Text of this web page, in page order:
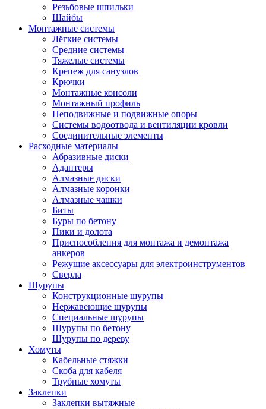
Резьбовые шпильки
Шайбы
Монтажные системы
Лёгкие системы
Средние системы
Тяжелые системы
Крепеж для санузлов
Крючки
Монтажные консоли
Монтажный профиль
Неподвижные и подвижные опоры
Системы водоотвода и вентиляции кровли
Соединительные элементы
Расходные материалы
Абразивные диски
Адаптеры
Алмазные диски
Алмазные коронки
Алмазные чашки
Биты
Буры по бетону
Пики и долота
Приспособления для монтажа и демонтажа
анкеров
Режущие аксессуары для электроинструментов
Сверла
Шурупы
Конструкционные шурупы
Нержавеющие шурупы
Специальные шурупы
Шурупы по бетону
Шурупы по дереву
Хомуты
Кабельные стяжки
Скоба для кабеля
Трубные хомуты
Заклепки
Заклепки вытяжные